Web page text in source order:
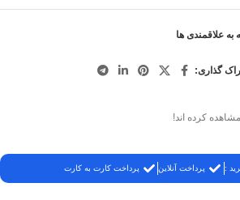
به علاقمندی ها
گذاری:
کرده اند!
: پرداخت آنلاین پرداخت کارت به کارت